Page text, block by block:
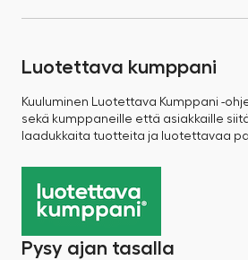
Luotettava kumppani
Kuuluminen Luotettava Kumppani -
sekä kumppaneille että asiakkaille
laadukkaita tuotteita ja luotettavaa
Pysy ajan tasalla